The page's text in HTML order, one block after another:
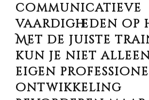
communicatieve
vaardigheden op
Met de juiste
kun je niet
eigen
ontwikkeling